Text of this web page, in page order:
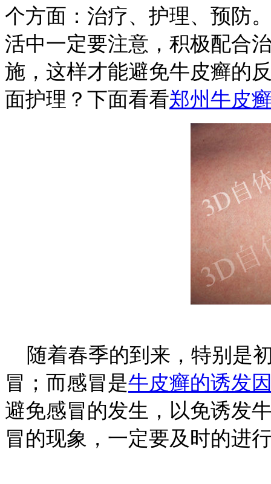
个方面：治疗、护理、预防
活中一定要注意，积极配合
施，这样才能避免牛皮癣的
面护理？下面看看郑州牛皮
随着春季的到来，特别是
冒；而感冒是牛皮癣的诱发
避免感冒的发生，以免诱发
冒的现象，一定要及时的进